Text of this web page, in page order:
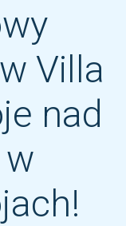
Villa
nad